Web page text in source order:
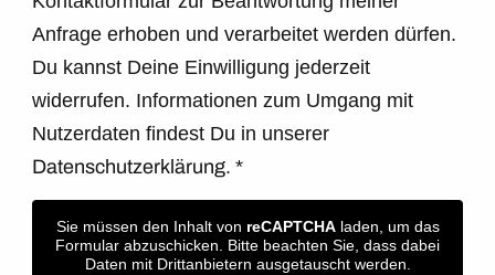
Anfrage erhoben und verarbeitet werden dürfen.
Du kannst Deine Einwilligung jederzeit
widerrufen. Informationen zum Umgang mit
Nutzerdaten findest Du in unserer
Datenschutzerklärung.*
Sie müssen den Inhalt von reCAPTCHAladen, um das
Formular abzuschicken. Bitte beachten Sie, dass dabei
Daten mit Drittanbietern ausgetauscht werden.